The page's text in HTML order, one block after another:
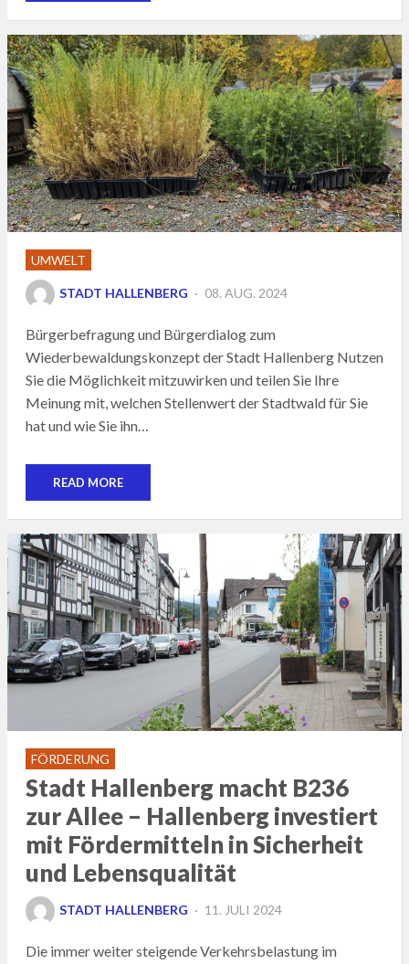
UMWELT
STADT HALLENBERG
POSTED
08. AUG. 2024
Bürgerbefragung und Bürgerdialog zum
Wiederbewaldungskonzept der Stadt Hallenberg Nutzen
Sie die Möglichkeit mitzuwirken und teilen Sie Ihre
Meinung mit, welchen Stellenwert der Stadtwald für Sie
hat und wie Sie ihn…
READ MORE
FÖRDERUNG
Stadt Hallenberg macht B236
zur Allee – Hallenberg investiert
mit Fördermitteln in Sicherheit
und Lebensqualität
STADT HALLENBERG
POSTED
11. JULI 2024
Die immer weiter steigende Verkehrsbelastung im